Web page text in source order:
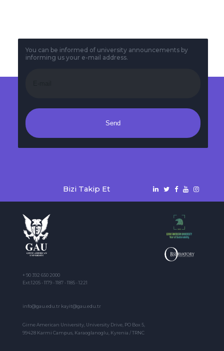
You can be informed of university announcements by
informing us your e-mail address.
Send
Bizi Takip Et
+ 90 392 650 2000
Ext:1205 - 1179 - 1187 - 1185 - 1221
info@gau.edu.tr kayit@gau.edu.tr
Girne American University, University Drive, PO Box 5,
99428 Karmi Campus, Karaoglanoglu, Kyrenia / TRNC